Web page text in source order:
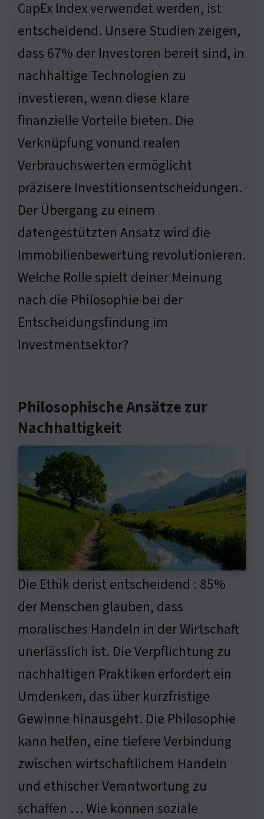
CapEx Index verwendet werden, ist
entscheidend. Unsere Studien zeigen,
dass 67% der Investoren bereit sind, in
nachhaltige Technologien zu
investieren, wenn diese klare
finanzielle Vorteile bieten. Die
Verknüpfung vonund realen
Verbrauchswerten ermöglicht
präzisere Investitionsentscheidungen.
Der Übergang zu einem
datengestützten Ansatz wird die
Immobilienbewertung revolutionieren.
Welche Rolle spielt deiner Meinung
nach die Philosophie bei der
Entscheidungsfindung im
Investmentsektor?
Philosophische Ansätze zur
Nachhaltigkeit
Die Ethik derist entscheidend : 85%
der Menschen glauben, dass
moralisches Handeln in der Wirtschaft
unerlässlich ist. Die Verpflichtung zu
nachhaltigen Praktiken erfordert ein
Umdenken, das über kurzfristige
Gewinne hinausgeht. Die Philosophie
kann helfen, eine tiefere Verbindung
zwischen wirtschaftlichem Handeln
und ethischer Verantwortung zu
schaffen … Wie können soziale